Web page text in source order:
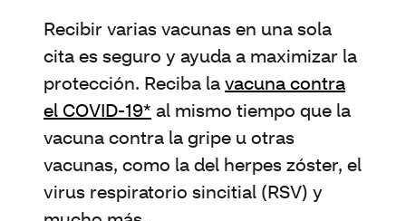
Recibir varias vacunas en una sola
cita es seguro y ayuda a maximizar la
protección. Reciba lavacuna contra
el COVID-19* al mismo tiempo que la
vacuna contra la gripe u otras
vacunas, como la del herpes zóster, el
virus respiratorio sincitial (RSV) y